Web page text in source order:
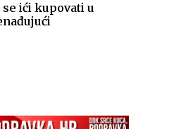
ići kupovati u